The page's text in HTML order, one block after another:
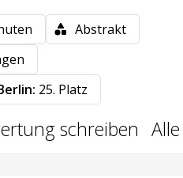
Abstrakt
25. Platz
schreiben